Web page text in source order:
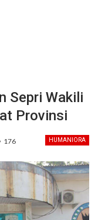
Sepri Wakili
Provinsi
HUMANIORA
176